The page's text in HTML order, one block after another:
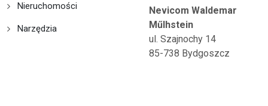
Nieruchomości
Narzędzia
Nevicom Waldemar
Műlhstein
ul. Szajnochy 14
85-738 Bydgoszcz